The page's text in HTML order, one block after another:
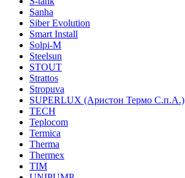
Sanha
Siber Evolution
Smart Install
Solpi-M
Steelsun
STOUT
Strattos
Stropuva
SUPERLUX (Аристон Термо С.п.А.)
TECH
Teplocom
Termica
Therma
Thermex
TIM